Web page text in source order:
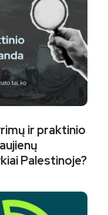
ir praktinio
Palestinoje?